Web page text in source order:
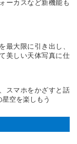
最大限に引き出し、
美しい天体写真に仕
スマホをかざすと話
空を楽しもう